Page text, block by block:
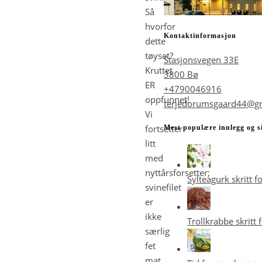
Så
hvorfor
dette
tøyset?
Kruttet
ER
oppfunnet!
Vi
fortsetter
litt
med
nyttårsforsetter;
svinefilet
er
ikke
særlig
fet
Kontaktinformasjon
Stasjonsvegen 33E
3800 Bø
+4790046916
Mest populære innlegg og
Sylteagurk skritt
Trollkrabbe skritt